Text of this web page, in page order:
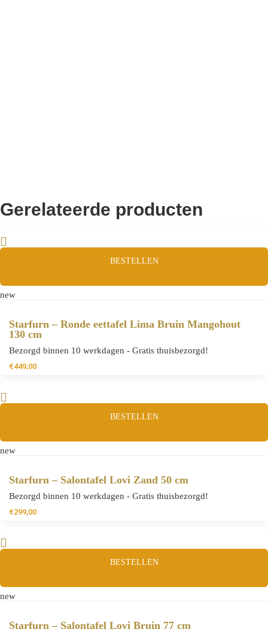
Gerelateerde producten
BESTELLEN
new
Starfurn – Ronde eettafel Lima Bruin Mangohout
130 cm
Bezorgd binnen 10 werkdagen - Gratis thuisbezorgd!
€449,00
BESTELLEN
new
Starfurn – Salontafel Lovi Zand 50 cm
Bezorgd binnen 10 werkdagen - Gratis thuisbezorgd!
€299,00
BESTELLEN
new
Starfurn – Salontafel Lovi Bruin 77 cm